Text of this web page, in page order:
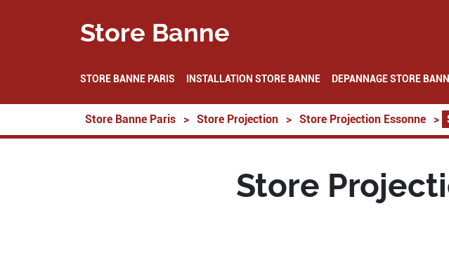
Store Banne
STORE BANNE PARIS INSTALLATION STORE BANNE DEPANNAGE STORE
Store Banne Paris > Store Projection > Store Projection Essonne >
Store